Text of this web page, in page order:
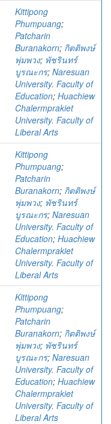
Kittipong
Phumpuang;
Patcharin
Buranakorn; กิตติพงษ์
พุ่มพวง; พัชรินทร์
บูรณะกร; Naresuan
University. Faculty of
Education; Huachiew
Chalermprakiet
University. Faculty of
Liberal Arts
Kittipong
Phumpuang;
Patcharin
Buranakorn; กิตติพงษ์
พุ่มพวง; พัชรินทร์
บูรณะกร; Naresuan
University. Faculty of
Education; Huachiew
Chalermprakiet
University. Faculty of
Liberal Arts
Kittipong
Phumpuang;
Patcharin
Buranakorn; กิตติพงษ์
พุ่มพวง; พัชรินทร์
บูรณะกร; Naresuan
University. Faculty of
Education; Huachiew
Chalermprakiet
University. Faculty of
Liberal Arts